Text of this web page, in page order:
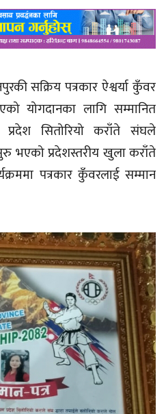
सक्रिय पत्रकार ऐश्वर्या कुँवर
योगदानका लागि सम्मानित
सितोरियो कराँते संघले
भएको प्रदेशस्तरीय खुला कराँते
पत्रकार कुँवरलाई सम्मान